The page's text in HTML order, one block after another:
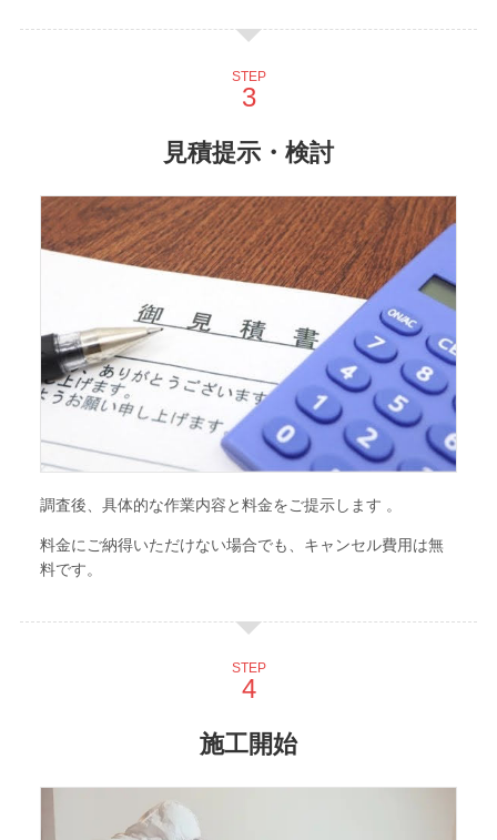
STEP
見積提示・検討
調査後、具体的な作業内容と料金をご提示します 。
料金にご納得いただけない場合でも、キャンセル費用は無
料です。
STEP
施工開始